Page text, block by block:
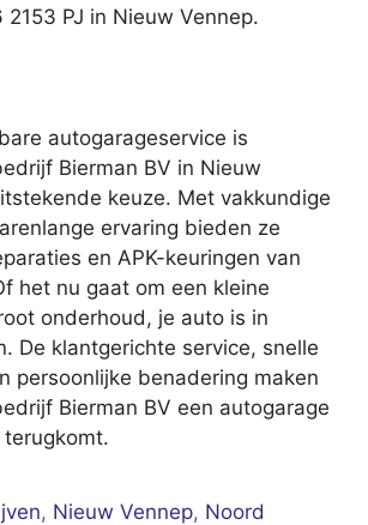
2153 PJ in Nieuw Vennep.
autogarageservice is
Bierman BV in Nieuw
keuze. Met vakkundige
ervaring bieden ze
en APK-keuringen van
het nu gaat om een kleine
onderhoud, je auto is in
De klantgerichte service, snelle
persoonlijke benadering maken
Bierman BV een autogarage
, Nieuw Vennep, Noord